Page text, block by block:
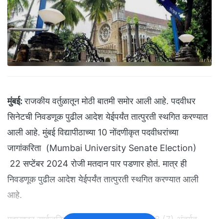
मुंबई: राजकीय वर्तुळातून मोठी बातमी समोर आली आहे. पदवीधर
सिनेटची निवडणूक पुढील आदेश येईपर्यंत तात्पुरती स्थगित करण्यात
आली आहे. मुंबई विद्यापीठाच्या 10 नोंदणीकृत पदवीधरांच्या
जागांकरिता (Mumbai University Senate Election)
22 सप्टेंबर 2024 रोजी मतदान पार पडणार होतं. मात्र ही
निवडणूक पुढील आदेश येईपर्यंत तात्पुरती स्थगित करण्यात आली
आहे.